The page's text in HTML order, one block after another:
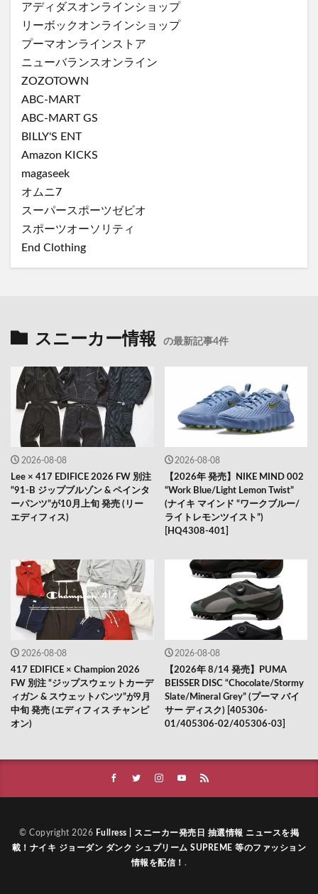
アディダスオンラインショップ
リーボックオンラインショップ
プーマオンラインストア
ニューバランスオンライン
ZOZOTOWN
ABC-MART
ABC-MART GS
BILLY'S ENT
Amazon KICKS
magaseek
オムニ7
スーパースポーツゼビオ
スポーツオーソリティ
End Clothing
スニーカー情報 の最新記事4件
2026-08-08
Lee × 417 EDIFICE 2026 FW 別注
“91-B ジップブルゾン & ペインタ
ーパンツ”が10月上旬 発売 (リー
エディフィス)
2026-08-08
【2026年 発売】NIKE MIND 002
“Work Blue/Light Lemon Twist”
(ナイキ マインド “ワークブルー/
ライトレモンツイスト”)
[HQ4308-401]
2026-08-08
417 EDIFICE × Champion 2026
FW 別注 “ジップスウェットカーデ
ィガン & スウェットパンツ”が9月
中旬 発売 (エディフィス チャンピ
オン)
2026-08-08
【2026年 8/14 発売】PUMA
BEISSER DISC “Chocolate/Stormy
Slate/Mineral Grey” (プーマ バイ
サー ディスク) [405306-
01/405306-02/405306-03]
© Copyright 2026 Fullress | スニーカー発売日 抽選情報 ニュースを掲
載！ナイキ ジョーダン ダンク シュプリーム SUPREME 等のファッション
情報を配信！ .